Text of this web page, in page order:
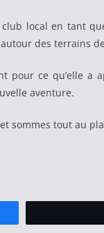
local en tant
des terrains
pour ce qu’elle
aventure.
sommes tout au